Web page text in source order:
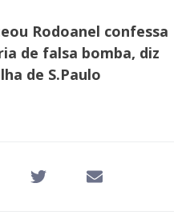
Rodoanel confessa
de falsa bomba, diz
de S.Paulo